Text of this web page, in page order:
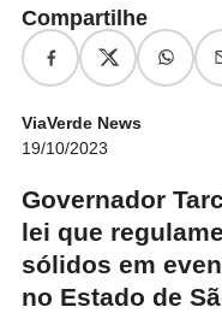
Compartilhe
ViaVerde News
19/10/2023
Governador
lei que
sólidos em
no Estado de